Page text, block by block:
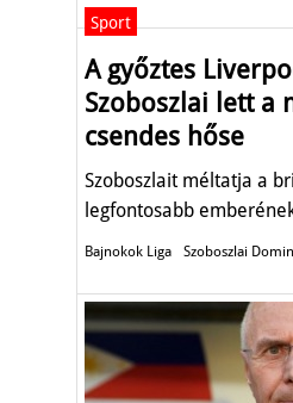
Sport
A győztes
Szoboszlai lett a
csendes hőse
Szoboszlait méltatja a
legfontosabb
Bajnokok Liga Szoboszlai